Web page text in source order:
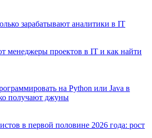
зарабатывают аналитики в IT
менеджеры проектов в IT и как найти
на Python или Java в
получают джуны
в первой половине 2026 года: рост